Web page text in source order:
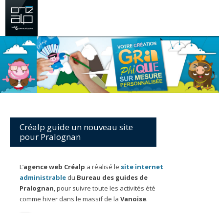
Créalp guide un nouveau site
pour Pralognan
L’agence web Créalp a réalisé le site internet
administrable du Bureau des guides de
Pralognan, pour suivre toute les activités été
comme hiver dans le massif de la Vanoise.